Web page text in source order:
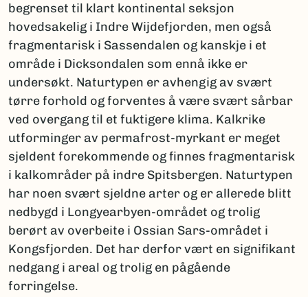
begrenset til klart kontinental seksjon
hovedsakelig i Indre Wijdefjorden, men også
fragmentarisk i Sassendalen og kanskje i et
område i Dicksondalen som ennå ikke er
undersøkt. Naturtypen er avhengig av svært
tørre forhold og forventes å være svært sårbar
ved overgang til et fuktigere klima. Kalkrike
utforminger av permafrost-myrkant er meget
sjeldent forekommende og finnes fragmentarisk
i kalkområder på indre Spitsbergen. Naturtypen
har noen svært sjeldne arter og er allerede blitt
nedbygd i Longyearbyen-området og trolig
berørt av overbeite i Ossian Sars-området i
Kongsfjorden. Det har derfor vært en signifikant
nedgang i areal og trolig en pågående
forringelse.